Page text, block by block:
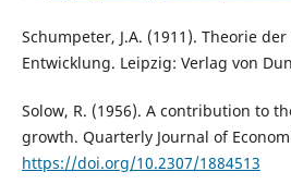
Schumpeter, J.A. (1911). Theorie
Entwicklung. Leipzig: Verlag von
Solow, R. (1956). A contribution to
growth. Quarterly Journal of
https://doi.org/10.2307/1884513